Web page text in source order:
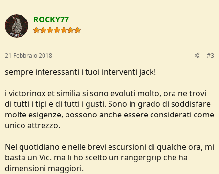
c
t
i
o
s
:
ROCKY77
21 Febbraio 2018 #3
sempre interessanti i tuoi interventi jack!
i victorinox et similia si sono evoluti molto, ora ne trovi
di tutti i tipi e di tutti i gusti. Sono in grado di soddisfare
molte esigenze, possono anche essere considerati come
unico attrezzo.
Nel quotidiano e nelle brevi escursioni di qualche ora, mi
basta un Vic. ma li ho scelto un rangergrip che ha
dimensioni maggiori.